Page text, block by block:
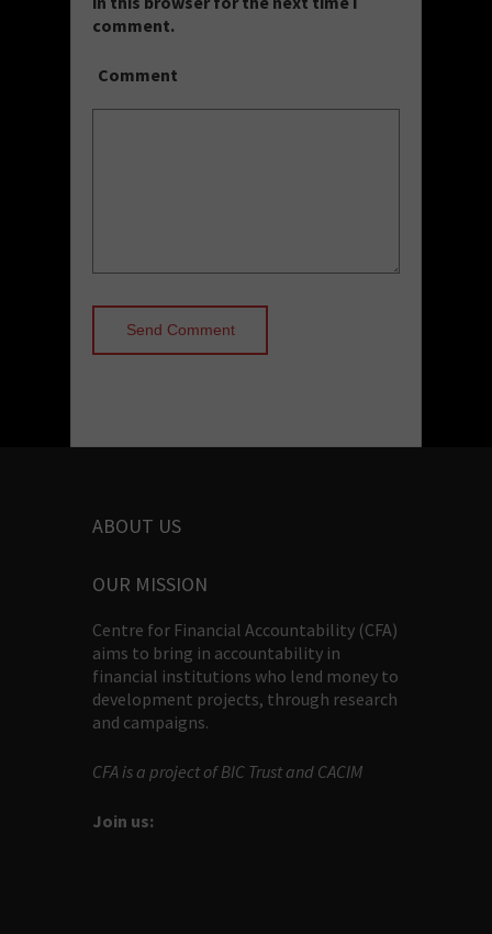
comment.
Comment
ABOUT US
OUR MISSION
Centre for Financial Accountability (CFA)
aims to bring in accountability in
financial institutions who lend money to
development projects, through research
and campaigns.
CFA is a project of BIC Trust and CACIM
Join us: